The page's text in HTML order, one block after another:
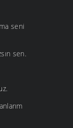
seni
sen.